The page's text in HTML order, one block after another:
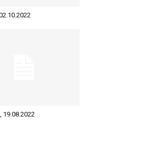
19.08.2022